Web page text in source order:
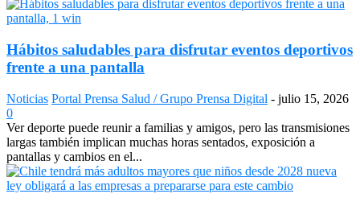
Hábitos saludables para disfrutar eventos deportivos
frente a una pantalla
Noticias Portal Prensa Salud / Grupo Prensa Digital - julio 15, 2026
0
Ver deporte puede reunir a familias y amigos, pero las transmisiones
largas también implican muchas horas sentados, exposición a
pantallas y cambios en el...